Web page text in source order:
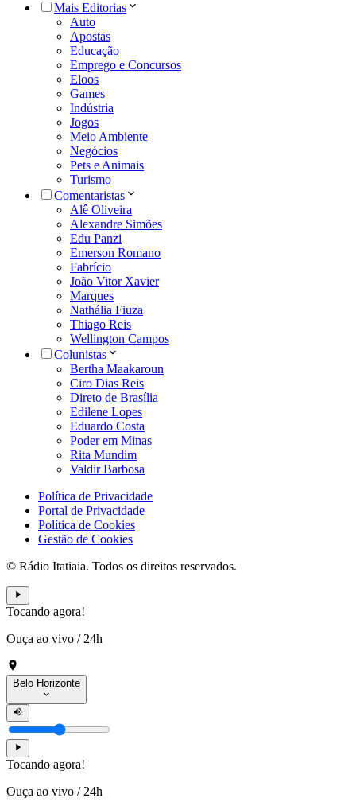
Mais Editorias
Auto
Apostas
Educação
Emprego e Concursos
Eloos
Games
Indústria
Jogos
Meio Ambiente
Negócios
Pets e Animais
Turismo
Comentaristas
Alê Oliveira
Alexandre Simões
Edu Panzi
Emerson Romano
Fabrício
João Vitor Xavier
Marques
Nathália Fiuza
Thiago Reis
Wellington Campos
Colunistas
Bertha Maakaroun
Ciro Dias Reis
Direto de Brasília
Edilene Lopes
Eduardo Costa
Poder em Minas
Rita Mundim
Valdir Barbosa
Política de Privacidade
Portal de Privacidade
Política de Cookies
Gestão de Cookies
© Rádio Itatiaia. Todos os direitos reservados.
Tocando agora!
Ouça ao vivo / 24h
Belo Horizonte
Tocando agora!
Ouça ao vivo / 24h